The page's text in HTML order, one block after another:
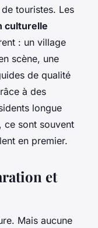
touristes. Les
culturelle
: un village
scène, une
de qualité
à des
longue
ce sont souvent
en premier.
et
Mais aucune